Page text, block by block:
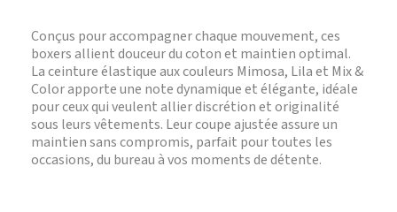
Conçus pour accompagner chaque mouvement, ces
boxers allient douceur du coton et maintien optimal.
La ceinture élastique aux couleurs Mimosa, Lila et Mix &
Color apporte une note dynamique et élégante, idéale
pour ceux qui veulent allier discrétion et originalité
sous leurs vêtements. Leur coupe ajustée assure un
maintien sans compromis, parfait pour toutes les
occasions, du bureau à vos moments de détente.